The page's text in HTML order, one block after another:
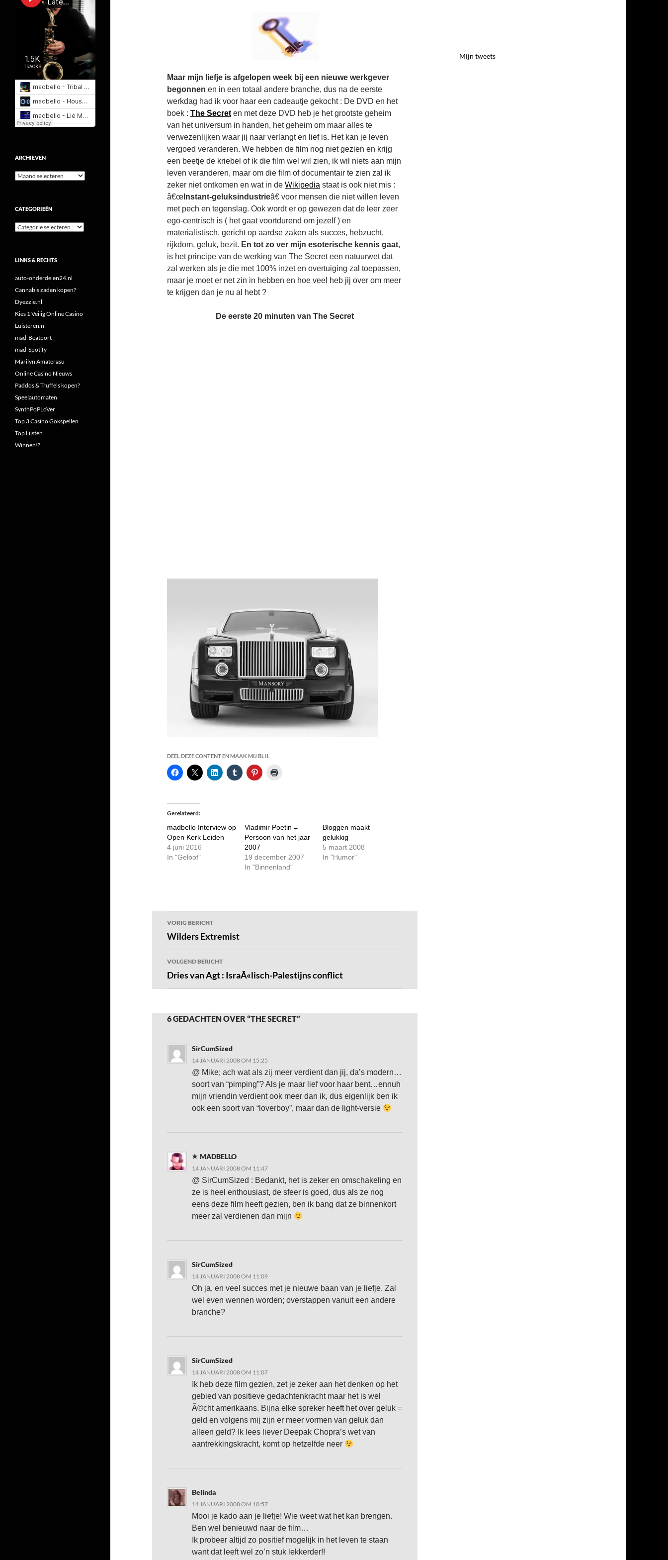
Maar mijn liefje is afgelopen week bij een nieuwe werkgever
begonnen en in een totaal andere branche, dus na de eerste
werkdag had ik voor haar een cadeautje gekocht : De DVD en het
boek : The Secret en met deze DVD heb je het grootste geheim
van het universum in handen, het geheim om maar alles te
verwezenlijken waar jij naar verlangt en lief is. Het kan je leven
vergoed veranderen. We hebben de film nog niet gezien en krijg
een beetje de kriebel of ik die film wel wil zien, ik wil niets aan mijn
leven veranderen, maar om die film of documentair te zien zal ik
zeker niet ontkomen en wat in de Wikipedia staat is ook niet mis :
â€œ Instant-geluksindustrieâ€ voor mensen die niet willen leven
met pech en tegenslag. Ook wordt er op gewezen dat de leer zeer
ego-centrisch is ( het gaat voortdurend om jezelf ) en
materialistisch, gericht op aardse zaken als succes, hebzucht,
rijkdom, geluk, bezit. En tot zo ver mijn esoterische kennis gaat,
is het principe van de werking van The Secret een natuurwet dat
zal werken als je die met 100% inzet en overtuiging zal toepassen,
maar je moet er net zin in hebben en hoe veel heb jij over om meer
te krijgen dan je nu al hebt ?
De eerste 20 minuten van The Secret
DEEL DEZE CONTENT EN MAAK MIJ BLIJ.
Gerelateerd
madbello Interview op
Open Kerk Leiden
4 juni 2016
In "Geloof"
Vladimir Poetin =
Persoon van het jaar
2007
19 december 2007
In "Binnenland"
Bloggen maakt
gelukkig
5 maart 2008
In "Humor"
Bericht
navigatie
VORIG BERICHT
Wilders Extremist
VOLGEND BERICHT
Dries van Agt : IsraÃ«lisch-Palestijns conflict
6 GEDACHTEN OVER “THE SECRET”
SirCumSized
14 JANUARI 2008 OM 15:25
@ Mike; ach wat als zij meer verdient dan jij, da’s modern…
soort van “pimping”? Als je maar lief voor haar bent…ennuh
mijn vriendin verdient ook meer dan ik, dus eigenlijk ben ik
ook een soort van “loverboy”, maar dan de light-versie
MADBELLO
14 JANUARI 2008 OM 11:47
@ SirCumSized : Bedankt, het is zeker en omschakeling en
ze is heel enthousiast, de sfeer is goed, dus als ze nog
eens deze film heeft gezien, ben ik bang dat ze binnenkort
meer zal verdienen dan mijn
SirCumSized
14 JANUARI 2008 OM 11:09
Oh ja, en veel succes met je nieuwe baan van je liefje. Zal
wel even wennen worden; overstappen vanuit een andere
branche?
SirCumSized
14 JANUARI 2008 OM 11:07
Ik heb deze film gezien, zet je zeker aan het denken op het
gebied van positieve gedachtenkracht maar het is wel
Ã©cht amerikaans. Bijna elke spreker heeft het over geluk =
geld en volgens mij zijn er meer vormen van geluk dan
alleen geld? Ik lees liever Deepak Chopra’s wet van
aantrekkingskracht, komt op hetzelfde neer
Belinda
14 JANUARI 2008 OM 10:57
Mooi je kado aan je liefje! Wie weet wat het kan brengen.
Ben wel benieuwd naar de film…
Ik probeer altijd zo positief mogelijk in het leven te staan
want dat leeft wel zo’n stuk lekkerder!!
Mijn tweets
ARCHIEVEN
Archieven
CATEGORIEËN
Categorieën
LINKS & RECHTS
auto-onderdelen24.nl
Cannabis zaden kopen?
Dyezzie.nl
Kies 1 Veilig Online Casino
Luisteren.nl
mad-Beatport
mad-Spotify
Marilyn Amaterasu
Online Casino Nieuws
Paddos & Truffels kopen?
Speelautomaten
SynthPoPLoVer
Top 3 Casino Gokspellen
Top Lijsten
Winnen!?